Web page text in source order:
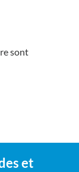
sont
et